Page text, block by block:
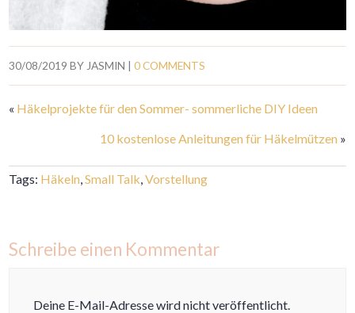
30/08/2019 BY JASMIN |0 COMMENTS
« Häkelprojekte für den Sommer- sommerliche DIY Ideen
10 kostenlose Anleitungen für Häkelmützen »
Tags: Häkeln,Small Talk,Vorstellung
Schreibe einen Kommentar
Deine E-Mail-Adresse wird nicht veröffentlicht.